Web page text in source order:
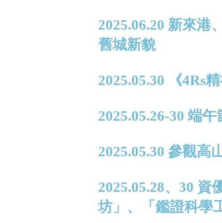
2025.06.20 新來港
舊城新貌
2025.05.30 《4Rs
2025.05.26-30 端
2025.05.30 參觀
2025.05.28、30
坊」、「鑑證科學